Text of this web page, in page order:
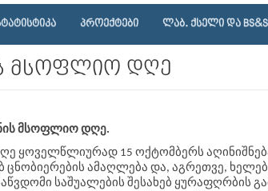
ᲞᲠᲝᲔᲥᲢᲔᲑᲘ ᲚᲐᲑ. ᲥᲡᲔᲚᲘ ᲓᲐ BS&S
მსოფლიო დღე
მსოფლიო დღე.
‬ყოველწლიურად ‬15 ‬ოქტომბერს ‬აღინიშნება
‬ცნობიერების ამაღლება ‬და, აგრეთვე,
საშუალების ‬შესახებ ყურაფღრბის